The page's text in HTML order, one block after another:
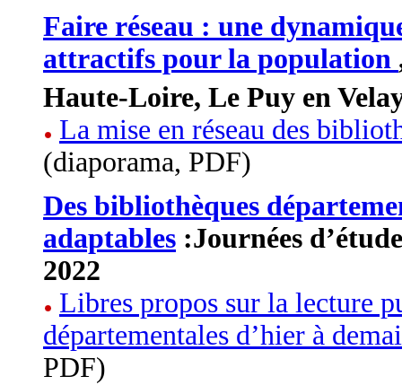
Faire réseau : une
attractifs pour la population
Haute-Loire, Le Puy en
La mise en réseau des
(diaporama, PDF)
Des bibliothèques
adaptables :Journées
2022
Libres propos sur la lecture
départementales d’hier à
PDF)